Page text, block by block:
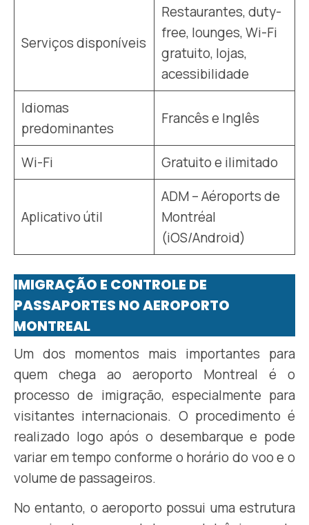
Serviços disponíveis
Restaurantes, duty-
free, lounges, Wi-Fi
gratuito, lojas,
acessibilidade
Idiomas
predominantes
Francês e Inglês
Wi-Fi Gratuito e ilimitado
Aplicativo útil
ADM – Aéroports de
Montréal
(iOS/Android)
IMIGRAÇÃO E CONTROLE DE
PASSAPORTES NO AEROPORTO
MONTREAL
Um dos momentos mais importantes para
quem chega ao aeroporto Montreal é o
processo de imigração, especialmente para
visitantes internacionais. O procedimento é
realizado logo após o desembarque e pode
variar em tempo conforme o horário do voo e o
volume de passageiros.
No entanto, o aeroporto possui uma estrutura